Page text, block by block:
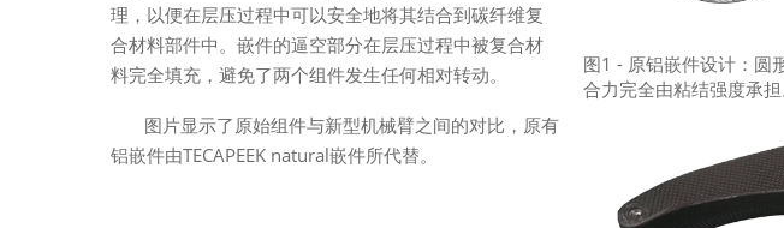
理，以便在层压过程中可以安全地将其结合到碳纤维复
合材料部件中。嵌件的逼空部分在层压过程中被复合材
料完全填充，避免了两个组件发生任何相对转动。
图1 - 原铝嵌件设计：圆
合力完全由粘结强度承担
图片显示了原始组件与新型机械臂之间的对比，原有
铝嵌件由TECAPEEK natural嵌件所代替。